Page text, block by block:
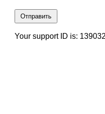
Отправить
Your support ID is: